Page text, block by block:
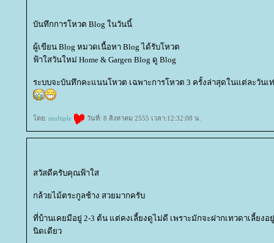
บันทึกการโหวต Blog ในวันนี้
ผู้เขียน Blog หมวดเนื้อหา Blog ได้รับโหวต
ฟ้าใสวันใหม่ Home & Gargen Blog ดู Blog
ระบบจะบันทึกคะแนนโหวต เฉพาะการโหวต 3 ครั้งล่าสุดในแต่ละวันเ
ดย: multiple วันที่: 8 สิงหาคม 2555 เวลา:12:32:08 น.
สวัสดีครับคุณฟ้าใส
กล้วยไม้ตระกูลช้าง สวยมากครับ
ที่บ้านเคยมีอยู่ 2-3 ต้น แต่คงเลี้ยงดูไม่ดี เพราะมักจะฝากเทวดาเลี้ยง
นิดเดียว